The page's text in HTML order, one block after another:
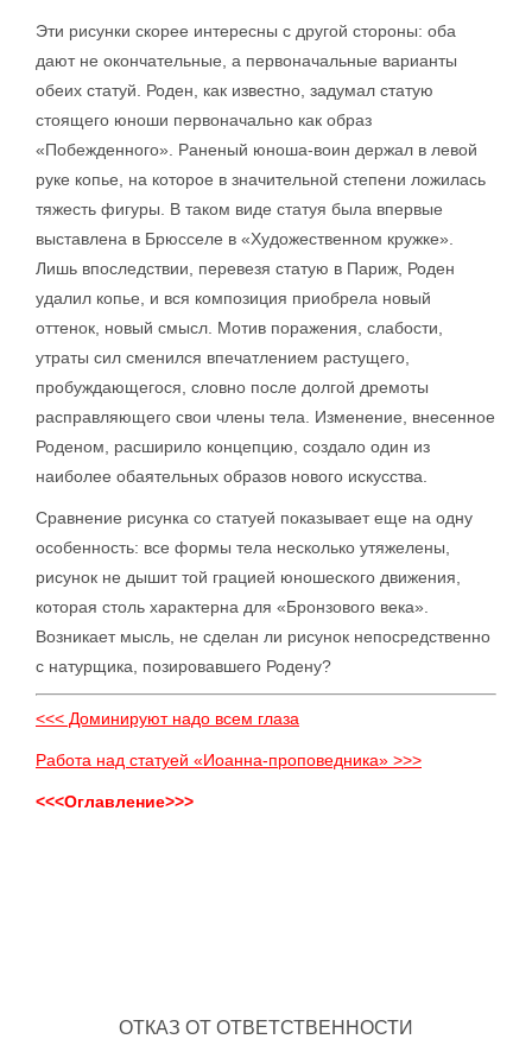
Эти рисунки скорее интересны с другой стороны: оба
дают не окончательные, а первоначальные варианты
обеих статуй. Роден, как известно, задумал статую
стоящего юноши первоначально как образ
«Побежденного». Раненый юноша-воин держал в левой
руке копье, на которое в значительной степени ложилась
тяжесть фигуры. В таком виде статуя была впервые
выставлена в Брюсселе в «Художественном кружке».
Лишь впоследствии, перевезя статую в Париж, Роден
удалил копье, и вся композиция приобрела новый
оттенок, новый смысл. Мотив поражения, слабости,
утраты сил сменился впечатлением растущего,
пробуждающегося, словно после долгой дремоты
расправляющего свои члены тела. Изменение, внесенное
Роденом, расширило концепцию, создало один из
наиболее обаятельных образов нового искусства.
Сравнение рисунка со статуей показывает еще на одну
особенность: все формы тела несколько утяжелены,
рисунок не дышит той грацией юношеского движения,
которая столь характерна для «Бронзового века».
Возникает мысль, не сделан ли рисунок непосредственно
с натурщика, позировавшего Родену?
<<< Доминируют надо всем глаза
Работа над статуей «Иоанна-проповедника» >>>
<<<Оглавление>>>
ОТКАЗ ОТ ОТВЕТСТВЕННОСТИ